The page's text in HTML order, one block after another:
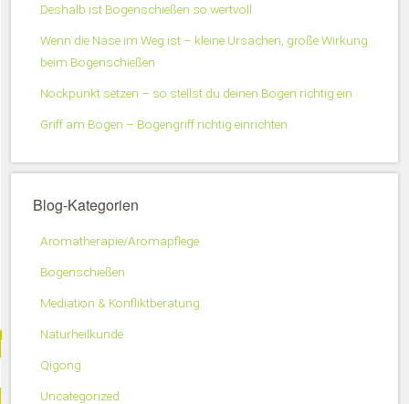
Deshalb ist Bogenschießen so wertvoll
Wenn die Nase im Weg ist – kleine Ursachen, große Wirkung
beim Bogenschießen
Nockpunkt setzen – so stellst du deinen Bogen richtig ein
Griff am Bogen – Bogengriff richtig einrichten
Blog-Kategorien
Aromatherapie/Aromapflege
Bogenschießen
Mediation & Konfliktberatung
Naturheilkunde
Qigong
Uncategorized